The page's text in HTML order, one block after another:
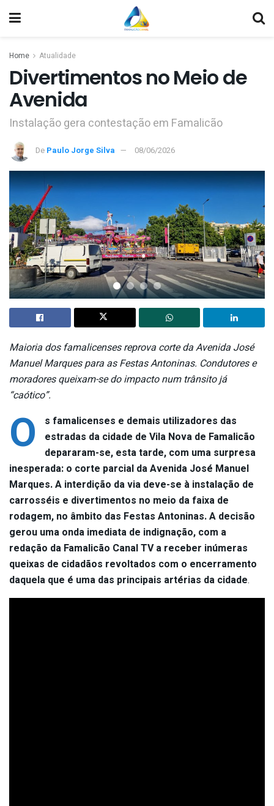
Home Atualidade
Divertimentos no Meio de
Avenida
Instalação gera contestação em Famalicão
De Paulo Jorge Silva 08/06/2026
Maioria dos famalicenses reprova corte da Avenida José
Manuel Marques para as Festas Antoninas. Condutores e
moradores queixam-se do impacto num trânsito já
“caótico”.
O
s famalicenses e demais utilizadores das
estradas da cidade de Vila Nova de Famalicão
depararam-se, esta tarde, com uma surpresa
inesperada: o corte parcial da Avenida José Manuel
Marques. A interdição da via deve-se à instalação de
carrosséis e divertimentos no meio da faixa de
rodagem, no âmbito das Festas Antoninas. A decisão
gerou uma onda imediata de indignação, com a
redação da Famalicão Canal TV a receber inúmeras
queixas de cidadãos revoltados com o encerramento
daquela que é uma das principais artérias da cidade.